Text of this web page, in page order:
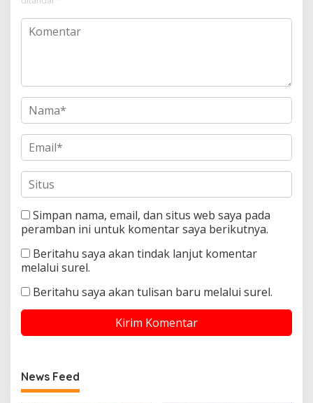
Simpan nama, email, dan situs web saya pada
peramban ini untuk komentar saya berikutnya.
Beritahu saya akan tindak lanjut komentar
melalui surel.
Beritahu saya akan tulisan baru melalui surel.
News Feed